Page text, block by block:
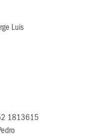
Luis
1813615